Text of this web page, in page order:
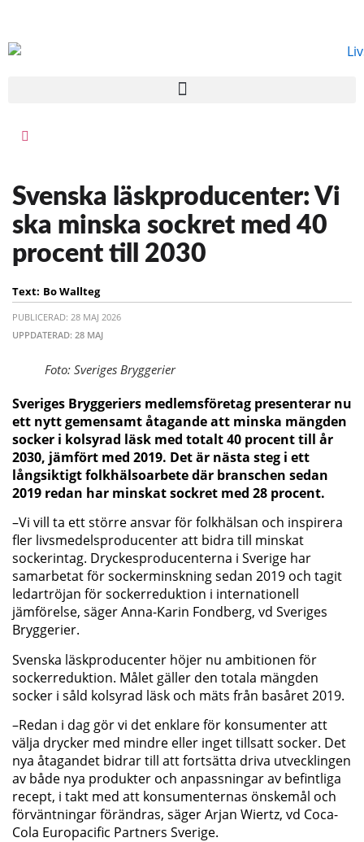
Svenska läskproducenter: Vi
ska minska sockret med 40
procent till 2030
Text: Bo Wallteg
PUBLICERAD: 28 MAJ 2026
UPPDATERAD: 28 MAJ
Foto: Sveriges Bryggerier
Sveriges Bryggeriers medlemsföretag presenterar nu
ett nytt gemensamt åtagande att minska mängden
socker i kolsyrad läsk med totalt 40 procent till år
2030, jämfört med 2019. Det är nästa steg i ett
långsiktigt folkhälsoarbete där branschen sedan
2019 redan har minskat sockret med 28 procent.
–Vi vill ta ett större ansvar för folkhälsan och inspirera
fler livsmedelsproducenter att bidra till minskat
sockerintag. Dryckesproducenterna i Sverige har
samarbetat för sockerminskning sedan 2019 och tagit
ledartröjan för sockerreduktion i internationell
jämförelse, säger Anna-Karin Fondberg, vd Sveriges
Bryggerier.
Svenska läskproducenter höjer nu ambitionen för
sockerreduktion. Målet gäller den totala mängden
socker i såld kolsyrad läsk och mäts från basåret 2019.
–Redan i dag gör vi det enklare för konsumenter att
välja drycker med mindre eller inget tillsatt socker. Det
nya åtagandet bidrar till att fortsätta driva utvecklingen
av både nya produkter och anpassningar av befintliga
recept, i takt med att konsumenternas önskemål och
förväntningar förändras, säger Arjan Wiertz, vd Coca-
Cola Europacific Partners Sverige.